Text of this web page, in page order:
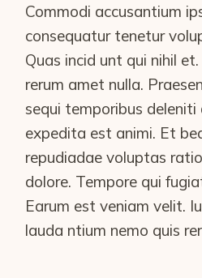
Commodi accusantium
consequatur tenetur
Quas incid unt qui nihil
rerum amet nulla.
sequi temporibus deleniti
expedita est animi. Et
repudiadae voluptas
dolore. Tempore qui
Earum est veniam velit.
lauda ntium nemo quis